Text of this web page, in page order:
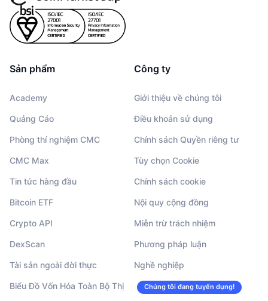
Sản phẩm
Academy
Quảng Cáo
Phòng thí nghiệm CMC
CMC Max
Tin tức hàng đầu
Bitcoin ETF
Crypto API
DexScan
Tài sản ngoài đời thực
Biểu Đồ Vốn Hóa Toàn Bộ Thị
Công ty
Giới thiệu về chúng tôi
Điều khoản sử dụng
Chính sách Quyền riêng tư
Tùy chọn Cookie
Chính sách cookie
Nội quy cộng đồng
Miễn trừ trách nhiệm
Phương pháp luận
Nghề nghiệp
Chúng tôi đang tuyển dụng!